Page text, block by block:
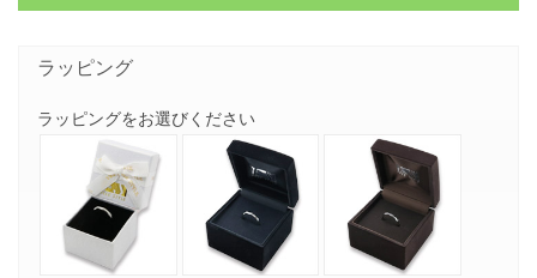
ラッピング
ラッピングをお選びください